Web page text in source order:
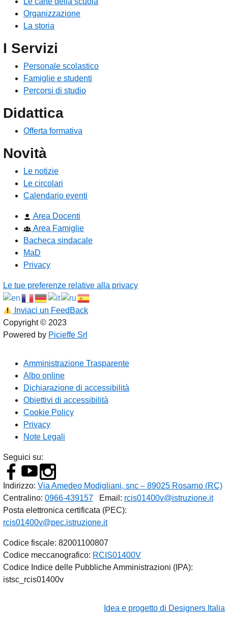
Organizzazione
La storia
I Servizi
Personale scolastico
Famiglie e studenti
Percorsi di studio
Didattica
Offerta formativa
Novità
Le notizie
Le circolari
Calendario eventi
Area Docenti
Area Famiglie
Bacheca sindacale
MaD
Privacy
Le tue preferenze relative alla privacy
Inviaci un FeedBack
Copyright © 2023
Powered by Picieffe Srl
Amministrazione Trasparente
Albo online
Dichiarazione di accessibilità
Obiettivi di accessibilità
Cookie Policy
Privacy
Note Legali
Seguici su:
Indirizzo: Via Amedeo Modigliani, snc – 89025 Rosarno (RC)
Centralino: 0966-439157 Email: rcis01400v@istruzione.it
Posta elettronica certificata (PEC):
rcis01400v@pec.istruzione.it
Codice fiscale: 82001100807
Codice meccanografico: RCIS01400V
Codice Indice delle Pubbliche Amministrazioni (IPA):
istsc_rcis01400v
Idea e progetto di Designers Italia